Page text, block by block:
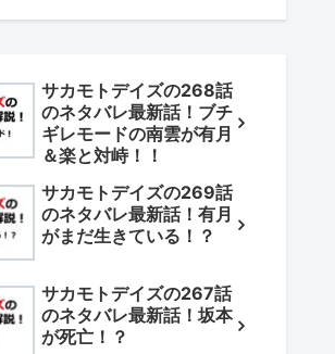
サカモトデイズの268話
のネタバレ最新話！ブチ
ギレモードの南雲が有月
＆楽と対峙！！
サカモトデイズの269話
のネタバレ最新話！有月
がまだ生きている！？
サカモトデイズの267話
のネタバレ最新話！坂本
が死亡！？